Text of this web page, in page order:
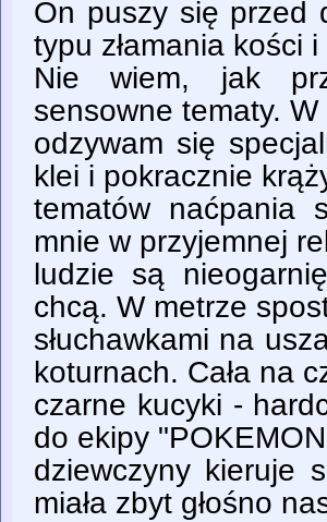
On puszy się przed
typu złamania kości
Nie wiem, jak
sensowne tematy.
odzywam się
klei i pokracznie
tematów naćpania
mnie w przyjemnej
ludzie są
chcą. W metrze
słuchawkami na
koturnach. Cała na
czarne kucyki -
do ekipy
dziewczyny kieruje
miała zbyt głośno